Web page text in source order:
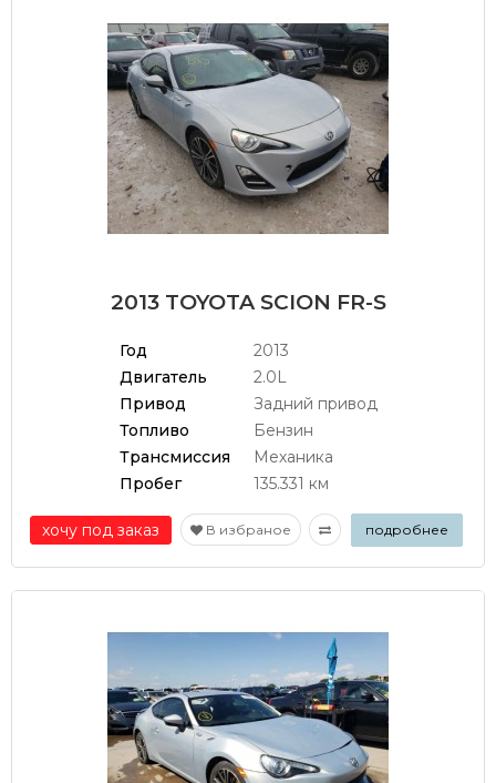
2013 TOYOTA SCION FR-S
Год
2013
Двигатель
2.0L
Привод
Задний привод
Топливо
Бензин
Трансмиссия
Механика
Пробег
135.331 км
хочу под заказ В избраное подробнее